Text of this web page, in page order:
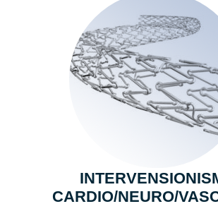
CARDIO/NEURO/